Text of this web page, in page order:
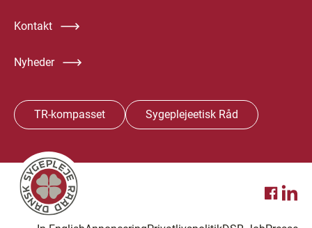
Kontakt
Nyheder
TR-kompasset Sygeplejeetisk Råd